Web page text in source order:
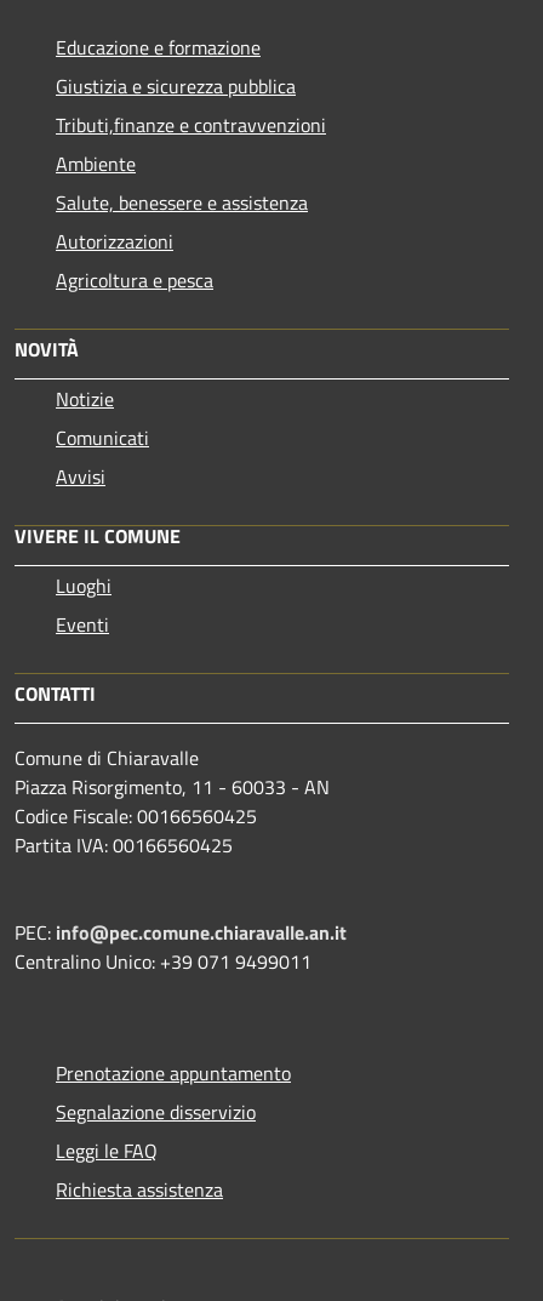
Educazione e formazione
Giustizia e sicurezza pubblica
Tributi,finanze e contravvenzioni
Ambiente
Salute, benessere e assistenza
Autorizzazioni
Agricoltura e pesca
NOVITÀ
Notizie
Comunicati
Avvisi
VIVERE IL COMUNE
Luoghi
Eventi
CONTATTI
Comune di Chiaravalle
Piazza Risorgimento, 11 - 60033 - AN
Codice Fiscale: 00166560425
Partita IVA: 00166560425
PEC: info@pec.comune.chiaravalle.an.it
Centralino Unico: +39 071 9499011
Prenotazione appuntamento
Segnalazione disservizio
Leggi le FAQ
Richiesta assistenza